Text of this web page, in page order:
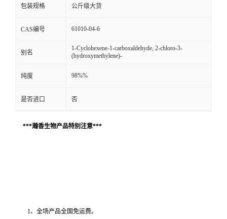
包装规格 公斤级大货
CAS编号 61010-04-6
别名
1-Cyclohexene-1-carboxaldehyde, 2-chloro-3-
(hydroxymethylene)-
纯度 98%%
是否进口 否
***瀚香生物产品特别注意***
1、全场产品全国免运费。